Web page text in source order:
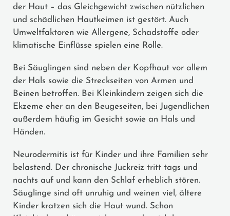
der Haut – das Gleichgewicht zwischen nützlichen
und schädlichen Hautkeimen ist gestört. Auch
Umweltfaktoren wie Allergene, Schadstoffe oder
klimatische Einflüsse spielen eine Rolle.
Bei Säuglingen sind neben der Kopfhaut vor allem
der Hals sowie die Streckseiten von Armen und
Beinen betroffen. Bei Kleinkindern zeigen sich die
Ekzeme eher an den Beugeseiten, bei Jugendlichen
außerdem häufig im Gesicht sowie an Hals und
Händen.
Neurodermitis ist für Kinder und ihre Familien sehr
belastend. Der chronische Juckreiz tritt tags und
nachts auf und kann den Schlaf erheblich stören.
Säuglinge sind oft unruhig und weinen viel, ältere
Kinder kratzen sich die Haut wund. Schon